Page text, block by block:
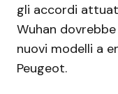
gli accordi
Wuhan
nuovi modelli a
Peugeot.